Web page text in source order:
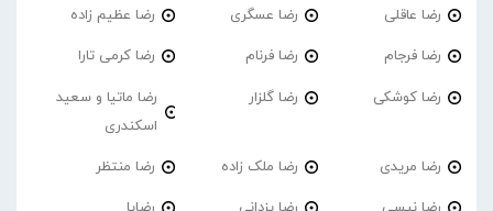
رضا عاقلی رضا عسگری رضا عظیم زاده
رضا فرجام رضا فرنام رضا کرمی تارا
رضا کوشکی رضا گلزار
رضا ماتیا و سعید
اسکندری
رضا مریدی رضا ملک زاده رضا منتظر